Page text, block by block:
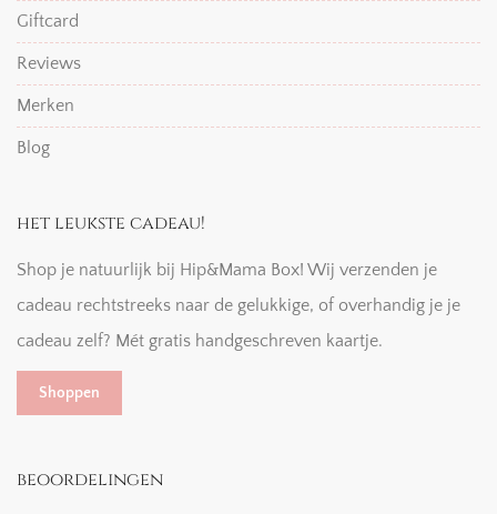
Giftcard
Reviews
Merken
Blog
het leukste cadeau!
Shop je natuurlijk bij Hip&Mama Box! Wij verzenden je
cadeau rechtstreeks naar de gelukkige, of overhandig je je
cadeau zelf? Mét gratis handgeschreven kaartje.
Shoppen
beoordelingen